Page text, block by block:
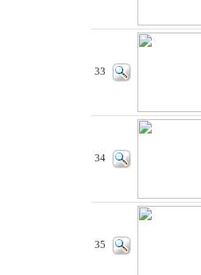
33
34
35